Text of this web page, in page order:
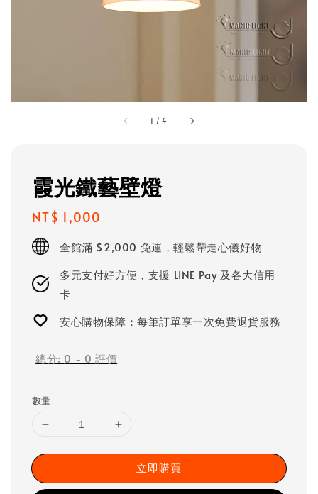
1 /4
霞光鐵藝壁燈
Regular
price
NT$ 1,000
全館滿 $2,000 免運，輕鬆帶走心儀好物
多元支付好方便，支援 LINE Pay 及各大信用
卡
安心購物保障：每筆訂單享一次免費退貨服務
總分: 0 - 0 評價
數量
立即購買